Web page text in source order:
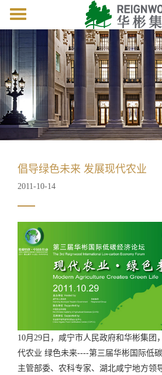
Toggle
navigation
倡导绿色未来 发展现代农业
2011-10-14
10月29日，咸宁市人民政府和华彬集团
代农业 绿色未来----第三届华彬国际低
主管部委、农科专家、湖北咸宁地方领